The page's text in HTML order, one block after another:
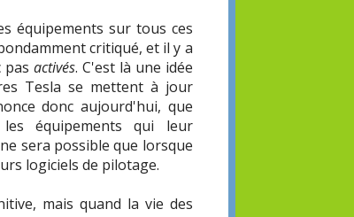
équipements sur tous ces
critiqué, et il y a
pas activés. C'est là une idée
Tesla se mettent à jour
donc aujourd'hui, que
équipements qui leur
sera possible que lorsque
logiciels de pilotage.
mais quand la vie des